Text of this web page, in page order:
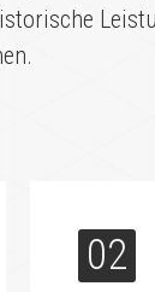
02